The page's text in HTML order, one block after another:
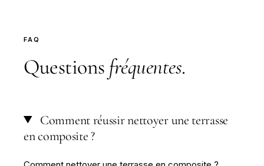
FAQ
Questions fréquentes.
Comment réussir nettoyer une terrasse
en composite ?